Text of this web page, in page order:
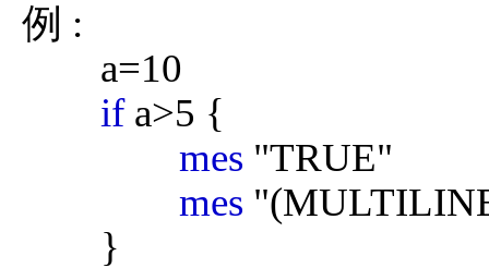
例 :
if a>5 {
mes "TRUE"
mes